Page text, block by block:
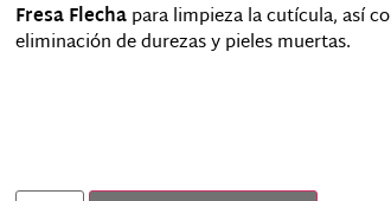
Fresa Flechapara limpieza la cutícula, así
eliminación de durezas y pieles muertas.